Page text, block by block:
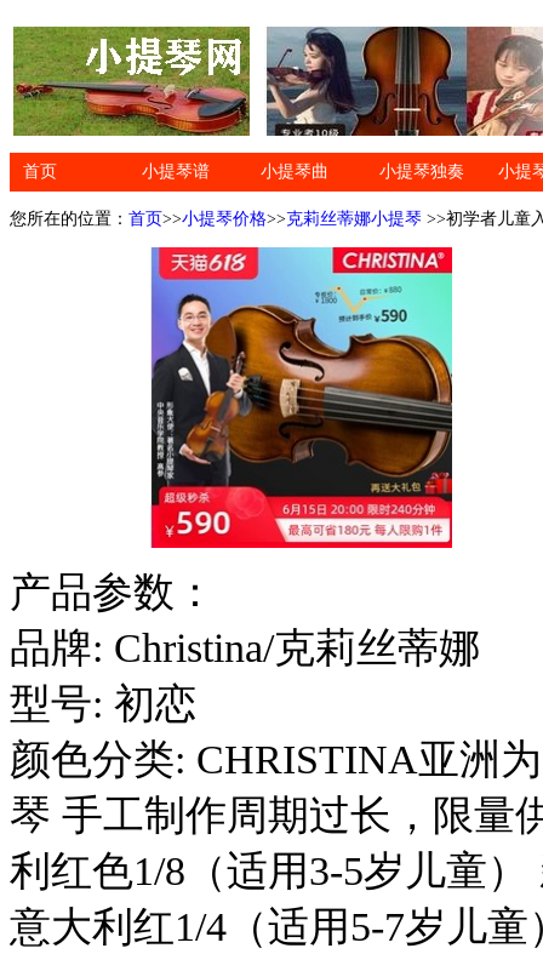
首页 小提琴谱 小提琴曲 小提琴独奏 小提
您所在的位置： 首页>>小提琴价格>>克莉丝蒂娜小提琴 >>初学者儿童
产品参数：
品牌: Christina/克莉丝蒂娜
型号: 初恋
颜色分类: CHRISTINA亚洲
琴 手工制作周期过长，限量
利红色1/8（适用3-5岁儿童
意大利红1/4（适用5-7岁儿